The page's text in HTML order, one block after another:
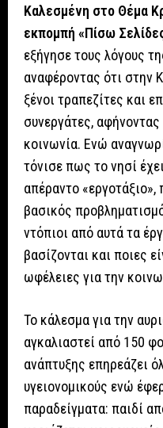
Καλεσμένη στο Θέμα
εκπομπή «Πίσω
εξήγησε τους λόγους
αναφέροντας ότι στην
ξένοι τραπεζίτες και
συνεργάτες,
κοινωνία. Ενώ
τόνισε πως το νησί
απέραντο
βασικός
ντόπιοι από αυτά τα
βασίζονται και ποιες
ωφέλειες για την
Το κάλεσμα για την
αγκαλιαστεί από 150
ανάπτυξης επηρεάζει
υγειονομικούς ενώ
παραδείγματα: παιδί